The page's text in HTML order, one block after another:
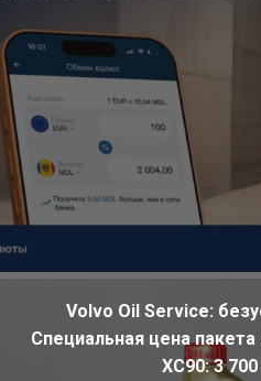
Volvo Oil Service:
Специальная цена
XC90: 3